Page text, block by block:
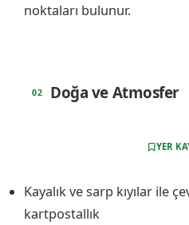
noktaları bulunur.
Doğa ve Atmosfer
YER
Kayalık ve sarp kıyılar ile
kartpostallık